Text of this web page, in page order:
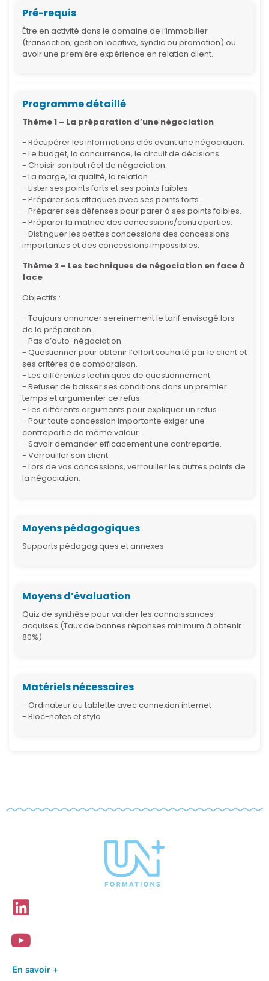
Pré-requis
Être en activité dans le domaine de l’immobilier
(transaction, gestion locative, syndic ou promotion) ou
avoir une première expérience en relation client.
Programme détaillé
Thème 1 – La préparation d’une négociation
- Récupérer les informations clés avant une négociation.
- Le budget, la concurrence, le circuit de décisions…
- Choisir son but réel de négociation.
- La marge, la qualité, la relation
- Lister ses points forts et ses points faibles.
- Préparer ses attaques avec ses points forts.
- Préparer ses défenses pour parer à ses points faibles.
- Préparer la matrice des concessions/contreparties.
- Distinguer les petites concessions des concessions
importantes et des concessions impossibles.
Thème 2 – Les techniques de négociation en face à
face
Objectifs :
- Toujours annoncer sereinement le tarif envisagé lors
de la préparation.
- Pas d’auto-négociation.
- Questionner pour obtenir l’effort souhaité par le client et
ses critères de comparaison.
- Les différentes techniques de questionnement.
- Refuser de baisser ses conditions dans un premier
temps et argumenter ce refus.
- Les différents arguments pour expliquer un refus.
- Pour toute concession importante exiger une
contrepartie de même valeur.
- Savoir demander efficacement une contrepartie.
- Verrouiller son client.
- Lors de vos concessions, verrouiller les autres points de
la négociation.
Moyens pédagogiques
Supports pédagogiques et annexes
Moyens d’évaluation
Quiz de synthèse pour valider les connaissances
acquises (Taux de bonnes réponses minimum à obtenir :
80%).
Matériels nécessaires
- Ordinateur ou tablette avec connexion internet
- Bloc-notes et stylo
En savoir +